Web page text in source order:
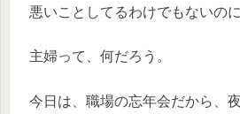
悪いことしてるわけでもないのに
主婦って、何だろう。
今日は、職場の忘年会だから、